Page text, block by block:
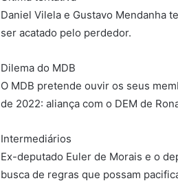
Daniel Vilela e Gustavo Mendanha
ser acatado pelo perdedor.
Dilema do MDB
O MDB pretende ouvir os seus
de 2022: aliança com o DEM de
Intermediários
Ex-deputado Euler de Morais e o
busca de regras que possam